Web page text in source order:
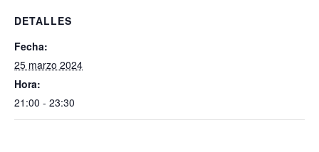
DETALLES
Fecha:
25 marzo 2024
Hora:
21:00 - 23:30